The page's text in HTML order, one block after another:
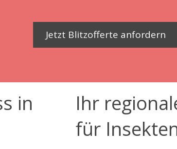
Jetzt Blitzofferte anfordern
in
Ihr
für